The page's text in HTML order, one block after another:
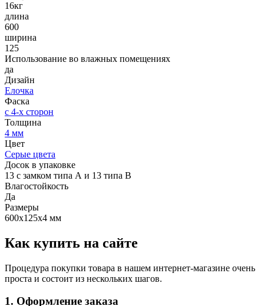
16кг
длина
600
ширина
125
Использование во влажных помещениях
да
Дизайн
Елочка
Фаска
с 4-х сторон
Толщина
4 мм
Цвет
Серые цвета
Досок в упаковке
13 с замком типа А и 13 типа В
Влагостойкость
Да
Размеры
600х125х4 мм
Как купить на сайте
Процедура покупки товара в нашем интернет-магазине очень
проста и состоит из нескольких шагов.
1. Оформление заказа